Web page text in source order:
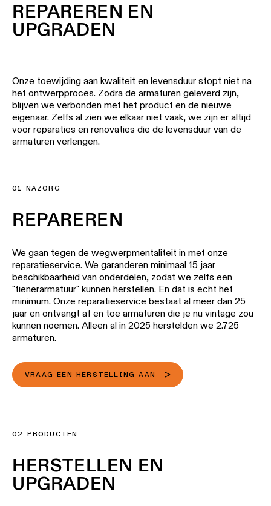
REPAREREN EN
UPGRADEN
blijven we verbonden met het product en de nieuwe
armaturen verlengen.
REPAREREN
01 NAZORG
We gaan tegen de wegwerpmentaliteit in met onze
reparatieservice. We garanderen minimaal 15 jaar
"tienerarmatuur" kunnen herstellen. En dat is echt het
minimum. Onze reparatieservice bestaat al meer dan 25